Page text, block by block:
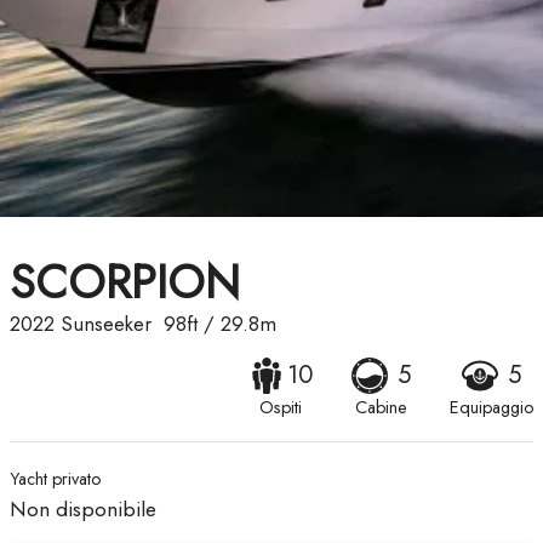
SCORPION
2022 Sunseeker 98ft/ 29.8m
10
Ospiti
5
Cabine
5
Equipaggio
Yacht privato
Non disponibile